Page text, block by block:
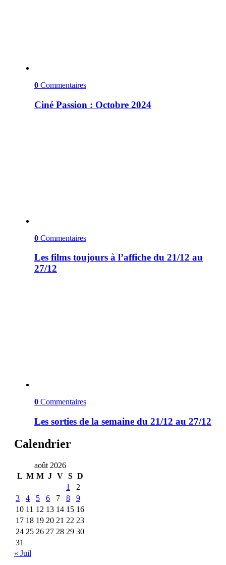
0 Commentaires
Ciné Passion : Octobre 2024
0 Commentaires
Les films toujours à l’affiche du 21/12 au
27/12
0 Commentaires
Les sorties de la semaine du 21/12 au 27/12
Calendrier
août 2026
L M M J V S D
1
2
3
4 5 6 7 8
9
10 11 12 13 14 15 16
17 18 19 20 21 22 23
24 25 26 27 28 29 30
31
« Juil